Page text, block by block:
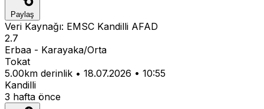
Paylaş
Veri Kaynağı: EMSC Kandilli AFAD
2.7
Erbaa - Karayaka/Orta
Tokat
5.00km derinlik • 18.07.2026 • 10:55
Kandilli
3 hafta önce